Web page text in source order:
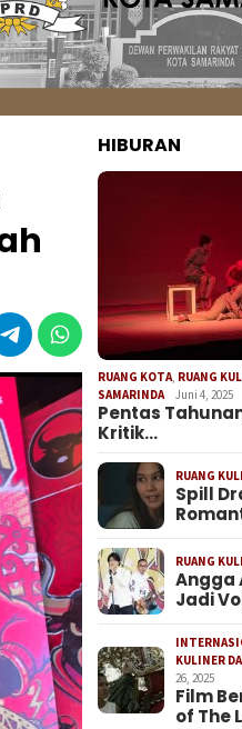
HIBURAN
RUANG KOTA RUANG
SAMARINDA
Juni 4, 2025
Pentas
Kritik…
RUANG
Spill
RUANG
Angga
Jadi
KULINER
26, 2025
Film
of The